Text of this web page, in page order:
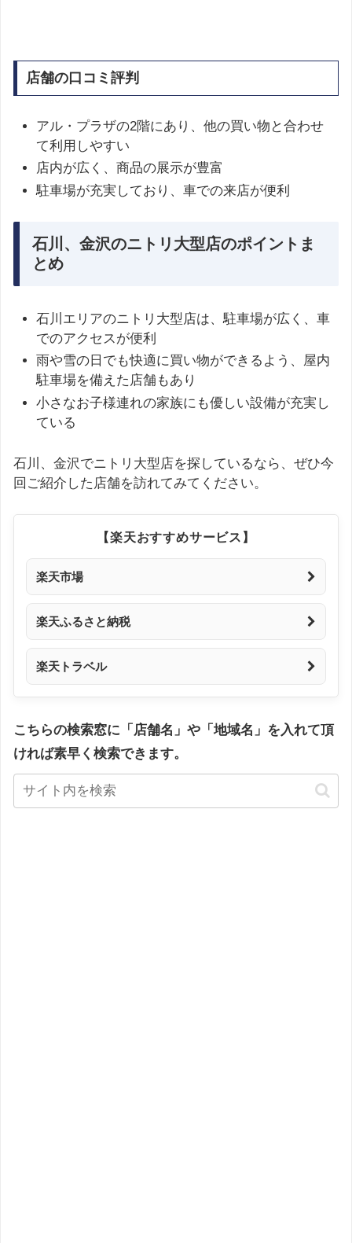
店舗の口コミ評判
アル・プラザの2階にあり、他の買い物と合わせ
て利用しやすい
店内が広く、商品の展示が豊富
駐車場が充実しており、車での来店が便利
石川、金沢のニトリ大型店のポイントま
とめ
石川エリアのニトリ大型店は、駐車場が広く、車
でのアクセスが便利
雨や雪の日でも快適に買い物ができるよう、屋内
駐車場を備えた店舗もあり
小さなお子様連れの家族にも優しい設備が充実し
ている
石川、金沢でニトリ大型店を探しているなら、ぜひ今
回ご紹介した店舗を訪れてみてください。
【楽天おすすめサービス】
楽天市場
楽天ふるさと納税
楽天トラベル
こちらの検索窓に「店舗名」や「地域名」を入れて頂
ければ素早く検索できます。